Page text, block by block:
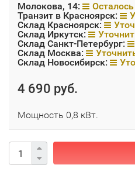
Молокова, 14:
Транзит в Красноярск:
Склад Красноярск:
Склад Иркутск:
Склад Санкт-Петербург:
Склад Москва:
Склад Новосибирск:
4 690 руб.
Мощность 0,8 кВт.